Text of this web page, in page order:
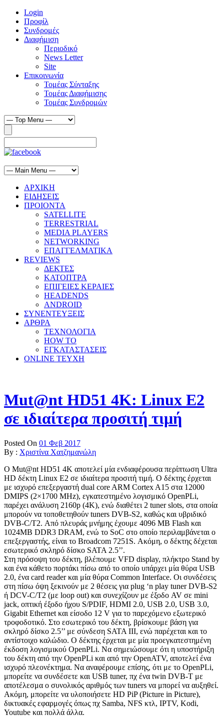
Login
Προφίλ
Συνδρομές
Διαφήμιση
Περιοδικό
News Letter
Site
Επικοινωνία
Τομέας Σύνταξης
Τομέας Διαφήμισης
Τομέας Συνδρομών
ΑΡΧΙΚΗ
ΕΙΔΗΣΕΙΣ
ΠΡΟΙΟΝΤΑ
SATELLITE
TERRESTRIAL
MEDIA PLAYERS
NETWORKING
ΕΠΑΓΓΕΛΜΑΤΙΚΑ
REVIEWS
ΔΕΚΤΕΣ
ΚΑΤΟΠΤΡΑ
ΕΠΙΓΕΙΕΣ ΚΕΡΑΙΕΣ
HEADENDS
ANDROID
ΣΥΝΕΝΤΕΥΞΕΙΣ
ΑΡΘΡΑ
ΤΕΧΝΟΛΟΓΙΑ
HOW TO
ΕΓΚΑΤΑΣΤΑΣΕΙΣ
ONLINE TEYXH
Mut@nt HD51 4K: Linux E2
σε ιδιαίτερα προσιτή τιμή
Posted On 01 Φεβ 2017
By : Χριστίνα Χατζημανώλη
Ο Mut@nt HD51 4K αποτελεί μία ενδιαφέρουσα περίπτωση Ultra
HD δέκτη Linux E2 σε ιδιαίτερα προσιτή τιμή. Ο δέκτης έρχεται
με ισχυρό επεξεργαστή dual core ARM Cortex A15 στα 12000
DMIPS (2×1700 MHz), εγκατεστημένο λογισμικό OpenPLi,
παρέχει ανάλυση 2160p (4Κ), ενώ διαθέτει 2 tuner slots, στα οποία
μπορούν να τοποθετηθούν tuners DVB-S2, καθώς και υβριδικό
DVB-C/T2. Από πλευράς μνήμης έχουμε 4096 MB Flash και
1024MB DDR3 DRAM, ενώ το SoC στο οποίο περιλαμβάνεται ο
επεξεργαστής, είναι το Broadcom 7251S. Ακόμη, ο δέκτης δέχεται
εσωτερικό σκληρό δίσκο SATA 2.5’’.
Στη πρόσοψη του δέκτη, βλέπουμε VFD display, πλήκτρο Stand by
και ένα κάθετο πορτάκι πίσω από το οποίο υπάρχει μία θύρα USB
2.0, ένα card reader και μία θύρα Common Interface. Οι συνδέσεις
στη πίσω όψη ξεκινούν με 2 θέσεις για plug ‘n play tuner DVB-S2
ή DCV-C/T2 (με loop out) και συνεχίζουν με έξοδο AV σε mini
jack, οπτική έξοδο ήχου S/PDIF, HDMI 2.0, USB 2.0, USB 3.0,
Gigabit Ethernet και είσοδο 12 V για το παρεχόμενο εξωτερικό
τροφοδοτικό. Στο εσωτερικό του δέκτη, βρίσκουμε βάση για
σκληρό δίσκο 2.5’’ με σύνδεση SATA ΙΙΙ, ενώ παρέχεται και το
αντίστοιχο καλώδιο. Ο δέκτης έρχεται με μία προεγκατεστημένη
έκδοση λογισμικού OpenPLi. Να σημειώσουμε ότι η υποστήριξη
του δέκτη από την OpenPLi και από την OpenATV, αποτελεί ένα
ισχυρό πλεονέκτημα. Να αναφέρουμε επίσης, ότι με το OpenPLi,
μπορείτε να συνδέσετε και USB tuner, πχ ένα twin DVB-T με
αποτέλεσμα ο συνολικός αριθμός των tuners να μπορεί να αυξηθεί.
Ακόμη, μπορείτε να υλοποιήσετε HD PiP (Picture in Picture),
δικτυακές εφαρμογές όπως πχ Samba, NFS κτλ, IPTV, Kodi,
Youtube και πολλά άλλα.